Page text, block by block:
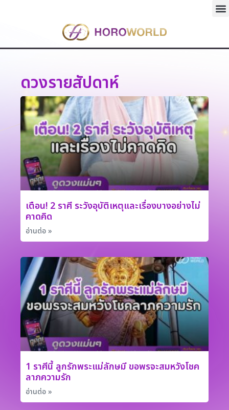
ดวงรายสัปดาห์
เตือน! 2 ราศี ระวังอุบัติเหตุและเรื่องบางอย่างไม่
คาดคิด
อ่านต่อ »
1 ราศีนี้ ลูกรักพระแม่ลักษมี ขอพรจะสมหวังโชค
ลาภความรัก
อ่านต่อ »